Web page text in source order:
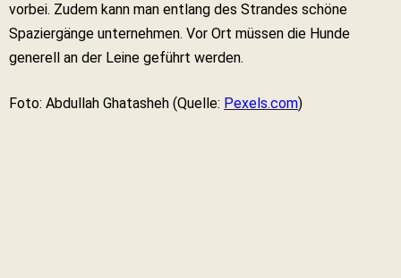
vorbei. Zudem kann man entlang des Strandes schöne
Spaziergänge unternehmen. Vor Ort müssen die Hunde
generell an der Leine geführt werden.
Foto: Abdullah Ghatasheh (Quelle: Pexels.com)